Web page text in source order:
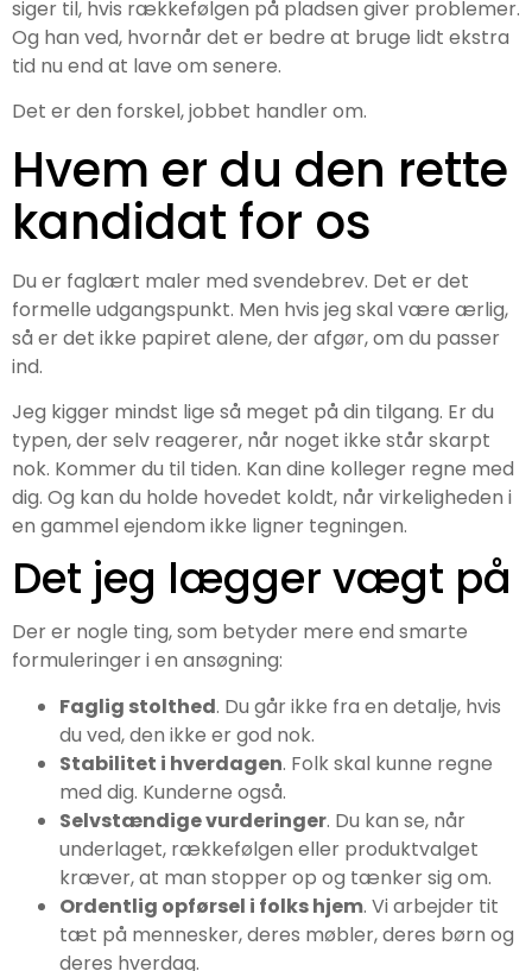
siger til, hvis rækkefølgen på pladsen giver problemer.
Og han ved, hvornår det er bedre at bruge lidt ekstra
tid nu end at lave om senere.
Det er den forskel, jobbet handler om.
Hvem er du den rette
kandidat for os
Du er faglært maler med svendebrev. Det er det
formelle udgangspunkt. Men hvis jeg skal være ærlig,
så er det ikke papiret alene, der afgør, om du passer
ind.
Jeg kigger mindst lige så meget på din tilgang. Er du
typen, der selv reagerer, når noget ikke står skarpt
nok. Kommer du til tiden. Kan dine kolleger regne med
dig. Og kan du holde hovedet koldt, når virkeligheden i
en gammel ejendom ikke ligner tegningen.
Det jeg lægger vægt på
Der er nogle ting, som betyder mere end smarte
formuleringer i en ansøgning:
Faglig stolthed. Du går ikke fra en detalje, hvis
du ved, den ikke er god nok.
Stabilitet i hverdagen. Folk skal kunne regne
med dig. Kunderne også.
Selvstændige vurderinger. Du kan se, når
underlaget, rækkefølgen eller produktvalget
kræver, at man stopper op og tænker sig om.
Ordentlig opførsel i folks hjem. Vi arbejder tit
tæt på mennesker, deres møbler, deres børn og
deres hverdag.